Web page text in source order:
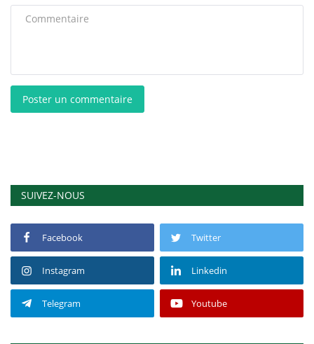
Poster un commentaire
SUIVEZ-NOUS
Facebook Twitter
Instagram Linkedin
Telegram Youtube